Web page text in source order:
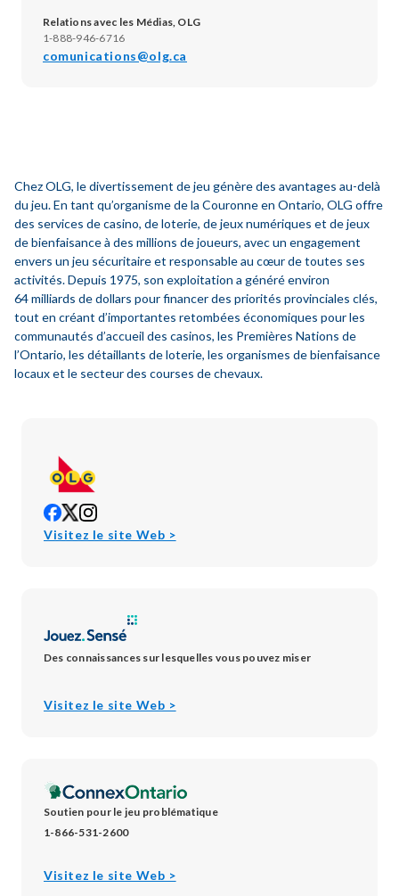
Relations avec les Médias, OLG
1-888-946-6716
comunications@olg.ca
Chez OLG, le divertissement de jeu génère des avantages au-delà
du jeu. En tant qu’organisme de la Couronne en Ontario, OLG offre
des services de casino, de loterie, de jeux numériques et de jeux
de bienfaisance à des millions de joueurs, avec un engagement
envers un jeu sécuritaire et responsable au cœur de toutes ses
activités. Depuis 1975, son exploitation a généré environ
64 milliards de dollars pour financer des priorités provinciales clés,
tout en créant d’importantes retombées économiques pour les
communautés d’accueil des casinos, les Premières Nations de
l’Ontario, les détaillants de loterie, les organismes de bienfaisance
locaux et le secteur des courses de chevaux.
opens
in
opens
in
opens
in
Visitez le site Web >opens
Des connaissances sur lesquelles vous pouvez miser
Visitez le site Web >opens
Soutien pour le jeu problématique
1-866-531-2600
Visitez le site Web >opens